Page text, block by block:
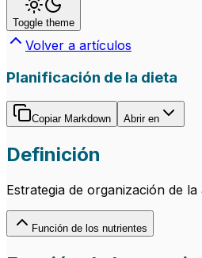
Toggle theme
Volver a artículos
Planificación de la dieta
Copiar Markdown Abrir en
Definición
Estrategia de organización de
Función de los nutrientes